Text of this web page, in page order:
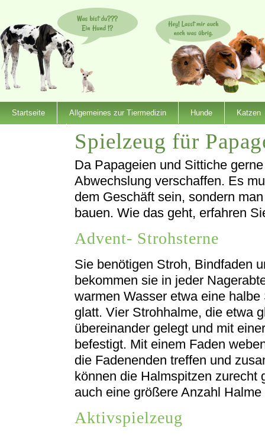
Startseite Allgemeines zur Tiermedizin Hunde Katzen
Spielzeug für
Da Papageien und Sittiche
Abwechslung verschaffen. Es
dem Geschäft sein, sondern
bauen. Wie das geht, erfahren
Advent- Strohsterne
Sie benötigen Stroh, Bindfaden
bekommen sie in jeder
warmen Wasser etwa eine
glatt. Vier Strohhalme, die etwa
übereinander gelegt und mit
befestigt. Mit einem Faden
die Fadenenden treffen und
können die Halmspitzen zurecht
auch eine größere Anzahl
Aktivspielzeug